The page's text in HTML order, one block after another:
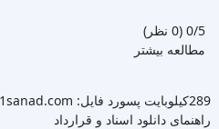
‫0/5 ‫(0 نظر)
مطالعه بیشتر
289کیلوبایت
پسورد فایل: www.1sanad.com
راهنمای دانلود اسناد و قرارداد